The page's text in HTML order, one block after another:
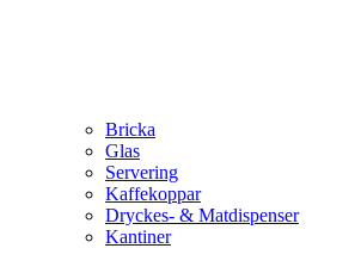
Bricka
Glas
Servering
Kaffekoppar
Dryckes- & Matdispenser
Kantiner